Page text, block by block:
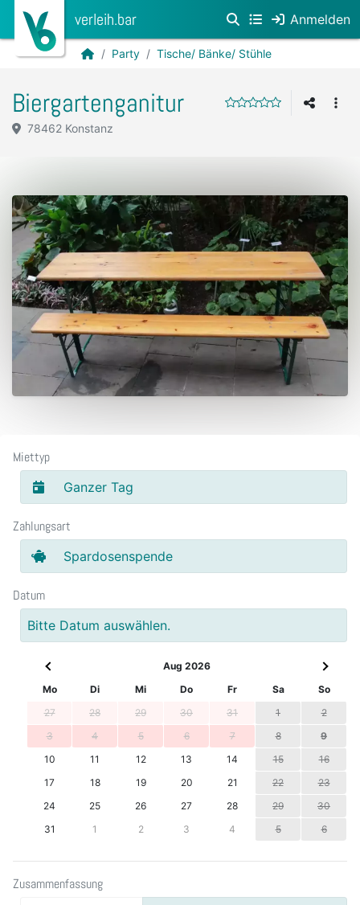
verleih.bar Anmelden
Party Tische/ Bänke/ Stühle
Biergartenganitur
78462 Konstanz
Miettyp
Ganzer Tag
Zahlungsart
Spardosenspende
Datum
Bitte Datum auswählen.
Aug 2026
Mo
Di Mi Do Fr Sa
So
27
28 29 30 31 1
2
3
4 5 6 7 8
9
10
11 12 13 14 15
16
17
18 19 20 21 22
23
24
25 26 27 28 29
30
31
1 2 3 4 5 6
Zusammenfassung